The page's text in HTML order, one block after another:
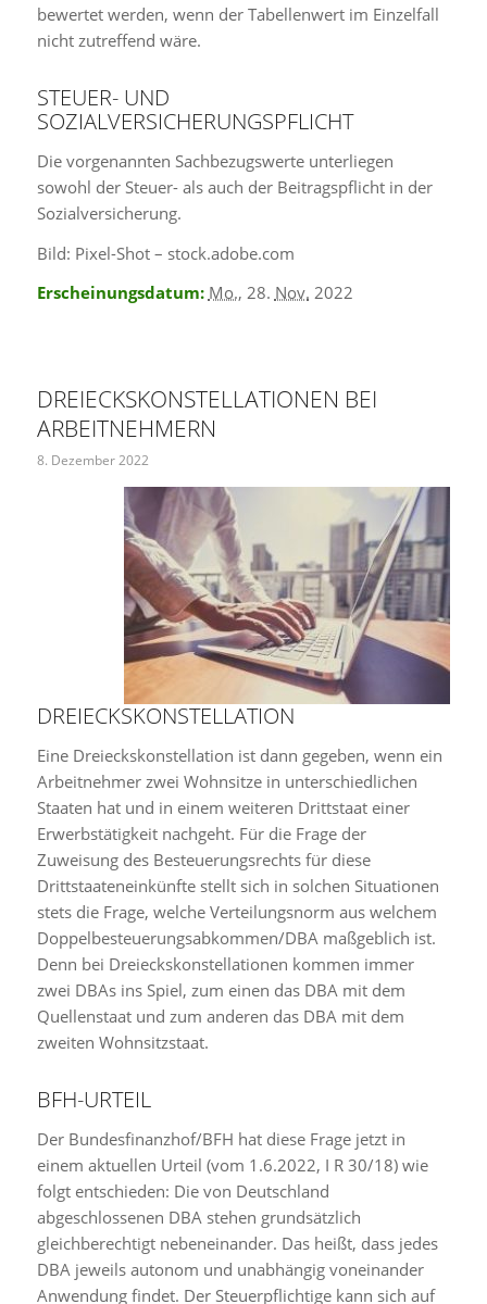
bewertet werden, wenn der Tabellenwert im Einzelfall
nicht zutreffend wäre.
STEUER- UND
SOZIALVERSICHERUNGSPFLICHT
Die vorgenannten Sachbezugswerte unterliegen
sowohl der Steuer- als auch der Beitragspflicht in der
Sozialversicherung.
Bild: Pixel-Shot – stock.adobe.com
Erscheinungsdatum: Mo., 28. Nov. 2022
DREIECKSKONSTELLATIONEN BEI
ARBEITNEHMERN
8. Dezember 2022
DREIECKSKONSTELLATION
Eine Dreieckskonstellation ist dann gegeben, wenn ein
Arbeitnehmer zwei Wohnsitze in unterschiedlichen
Staaten hat und in einem weiteren Drittstaat einer
Erwerbstätigkeit nachgeht. Für die Frage der
Zuweisung des Besteuerungsrechts für diese
Drittstaateneinkünfte stellt sich in solchen Situationen
stets die Frage, welche Verteilungsnorm aus welchem
Doppelbesteuerungsabkommen/DBA maßgeblich ist.
Denn bei Dreieckskonstellationen kommen immer
zwei DBAs ins Spiel, zum einen das DBA mit dem
Quellenstaat und zum anderen das DBA mit dem
zweiten Wohnsitzstaat.
BFH-URTEIL
Der Bundesfinanzhof/BFH hat diese Frage jetzt in
einem aktuellen Urteil (vom 1.6.2022, I R 30/18) wie
folgt entschieden: Die von Deutschland
abgeschlossenen DBA stehen grundsätzlich
gleichberechtigt nebeneinander. Das heißt, dass jedes
DBA jeweils autonom und unabhängig voneinander
Anwendung findet. Der Steuerpflichtige kann sich auf